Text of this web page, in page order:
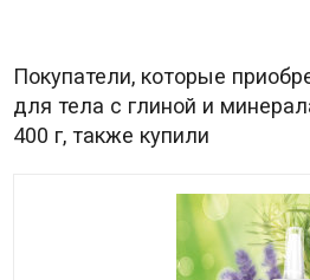
Покупатели, которые
для тела с глиной и
400 г, также купили